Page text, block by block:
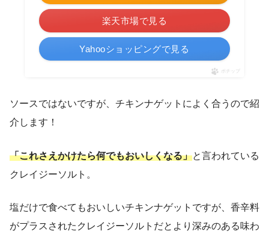
楽天市場で見る
Yahooショッピングで見る
ポチップ
ソースではないですが、チキンナゲットによく合うので紹
介します！
「これさえかけたら何でもおいしくなる」と言われている
クレイジーソルト。
塩だけで食べてもおいしいチキンナゲットですが、香辛料
がプラスされたクレイジーソルトだとより深みのある味わ